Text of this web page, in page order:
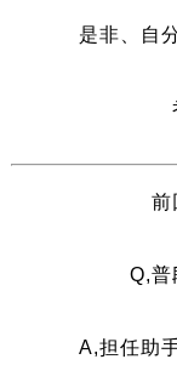
是非、自
前
Q,普
A,担任助